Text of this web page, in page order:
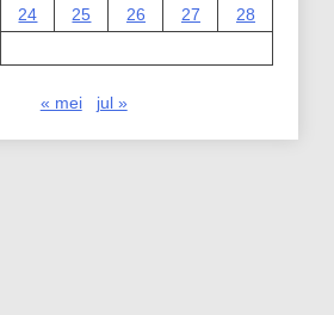
24 25 26 27
28
« mei jul »